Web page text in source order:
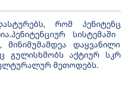
რომ
გულისხმობს აქტიურ
მეთოდებს.